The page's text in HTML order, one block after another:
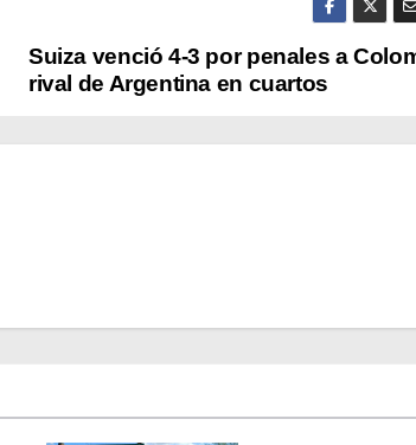
Suiza venció 4-3 por penales a
rival de Argentina en cuartos